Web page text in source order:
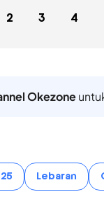
2 3 4
Okezone
Lebaran